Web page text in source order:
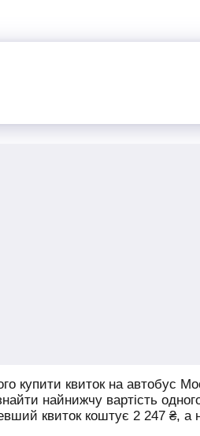
купити квиток на автобус
найнижчу вартість
квиток коштує 2 247 ₴, а